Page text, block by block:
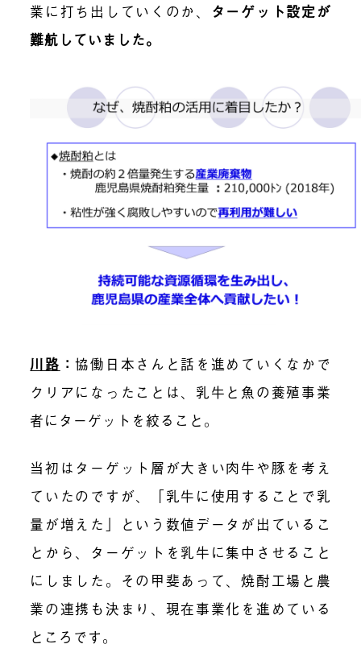
業に打ち出していくのか、 ターゲット設定が
難航していました。
川路 ：協働日本さんと話を進めていくなかで
クリアになったことは、乳牛と魚の養殖事業
者にターゲットを絞ること。
当初はターゲット層が大きい肉牛や豚を考え
ていたのですが、「乳牛に使用することで乳
量が増えた」という数値データが出ているこ
とから、ターゲットを乳牛に集中させること
にしました。その甲斐あって、焼酎工場と農
業の連携も決まり、現在事業化を進めている
ところです。